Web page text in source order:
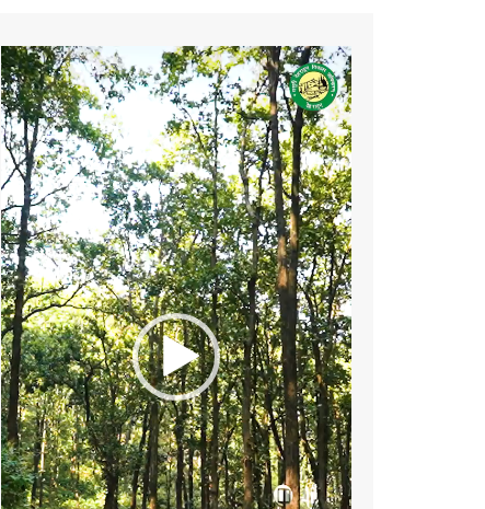
Video
Player